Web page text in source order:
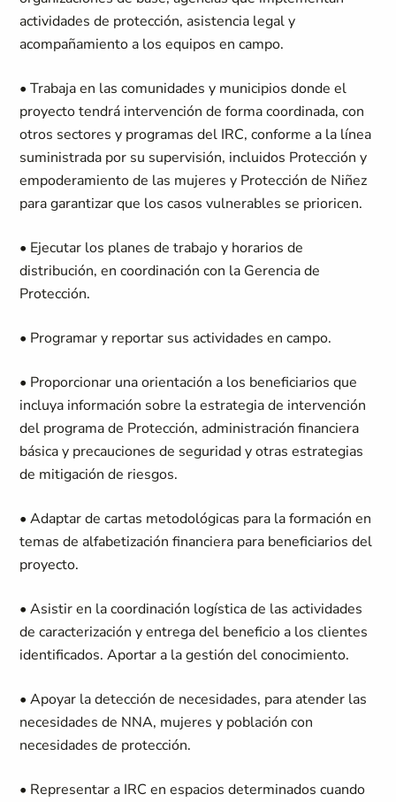
actividades de protección, asistencia legal y
acompañamiento a los equipos en campo.
• Trabaja en las comunidades y municipios donde el
proyecto tendrá intervención de forma coordinada, con
otros sectores y programas del IRC, conforme a la línea
suministrada por su supervisión, incluidos Protección y
empoderamiento de las mujeres y Protección de Niñez
para garantizar que los casos vulnerables se prioricen.
• Ejecutar los planes de trabajo y horarios de
distribución, en coordinación con la Gerencia de
Protección.
• Programar y reportar sus actividades en campo.
• Proporcionar una orientación a los beneficiarios que
incluya información sobre la estrategia de intervención
del programa de Protección, administración financiera
básica y precauciones de seguridad y otras estrategias
de mitigación de riesgos.
• Adaptar de cartas metodológicas para la formación en
temas de alfabetización financiera para beneficiarios del
proyecto.
• Asistir en la coordinación logística de las actividades
de caracterización y entrega del beneficio a los clientes
identificados. Aportar a la gestión del conocimiento.
• Apoyar la detección de necesidades, para atender las
necesidades de NNA, mujeres y población con
necesidades de protección.
• Representar a IRC en espacios determinados cuando